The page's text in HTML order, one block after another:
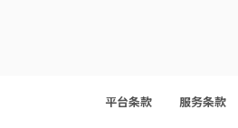
平台条款 服务条款